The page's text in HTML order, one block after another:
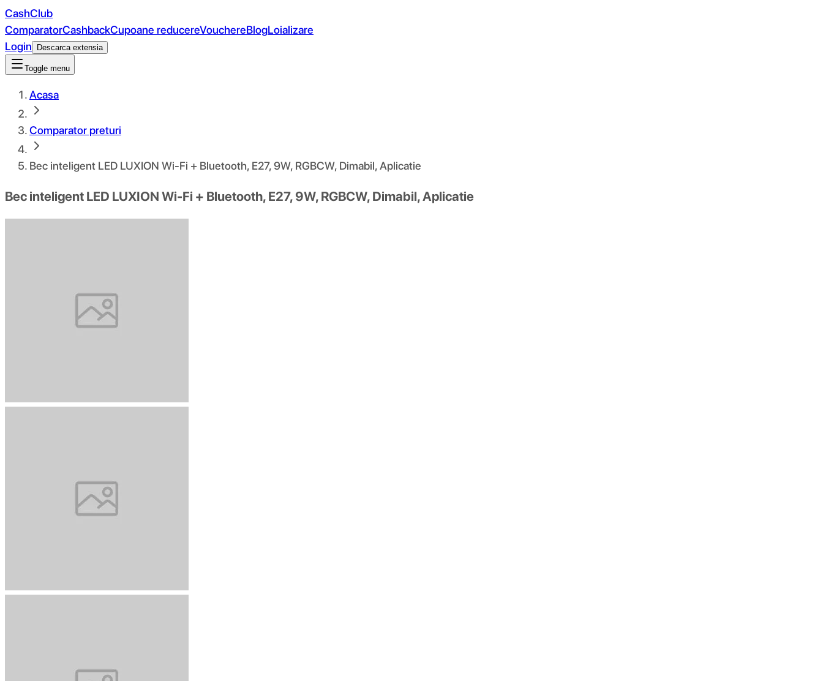
CashClub
ComparatorCashbackCupoane reducereVouchereBlogLoializare
Login
Descarca extensia
Toggle menu
Acasa
Comparator preturi
Bec inteligent LED LUXION Wi-Fi + Bluetooth, E27, 9W, RGBCW, Dimabil, Aplicatie
Bec inteligent LED LUXION Wi-Fi + Bluetooth, E27, 9W, RGBCW, Dimabil, Aplicatie